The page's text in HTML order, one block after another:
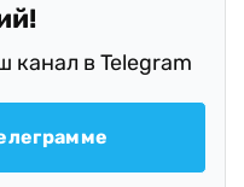
канал в Telegram